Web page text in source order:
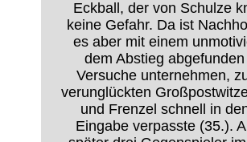
Eckball, der von Schulze
keine Gefahr. Da ist
es aber mit einem
dem Abstieg
Versuche unternehmen,
verunglückten
und Frenzel schnell in
Eingabe verpasste (35.).